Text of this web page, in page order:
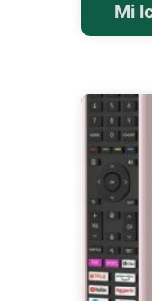
Mi